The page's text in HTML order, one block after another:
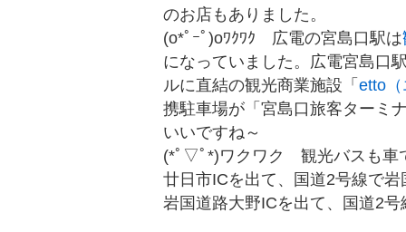
のお店もありました。
(o*ﾟｰﾟ)oﾜｸﾜｸ 広電の宮島口駅は
になっていました。広電宮島口
ルに直結の観光商業施設「 etto
携駐車場が「宮島口旅客ターミ
いいですね～
(*ﾟ▽ﾟ*)ワクワク 観光バスも車
廿日市ICを出て、国道2号線で
岩国道路大野ICを出て、国道2